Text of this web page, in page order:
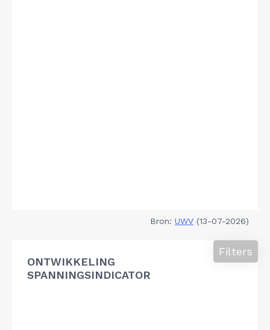
Bron: UWV (13-07-2026)
ONTWIKKELING
SPANNINGSINDICATOR
Filters